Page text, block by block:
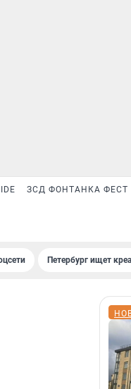
ЗСД ФОНТАНКА ФЕСТ
Петербург ищет